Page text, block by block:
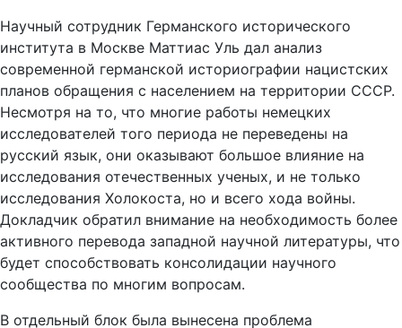
Научный сотрудник Германского исторического
института в Москве Маттиас Уль дал анализ
современной германской историографии нацистских
планов обращения с населением на территории СССР.
Несмотря на то, что многие работы немецких
исследователей того периода не переведены на
русский язык, они оказывают большое влияние на
исследования отечественных ученых, и не только
исследования Холокоста, но и всего хода войны.
Докладчик обратил внимание на необходимость более
активного перевода западной научной литературы, что
будет способствовать консолидации научного
сообщества по многим вопросам.
В отдельный блок была вынесена проблема